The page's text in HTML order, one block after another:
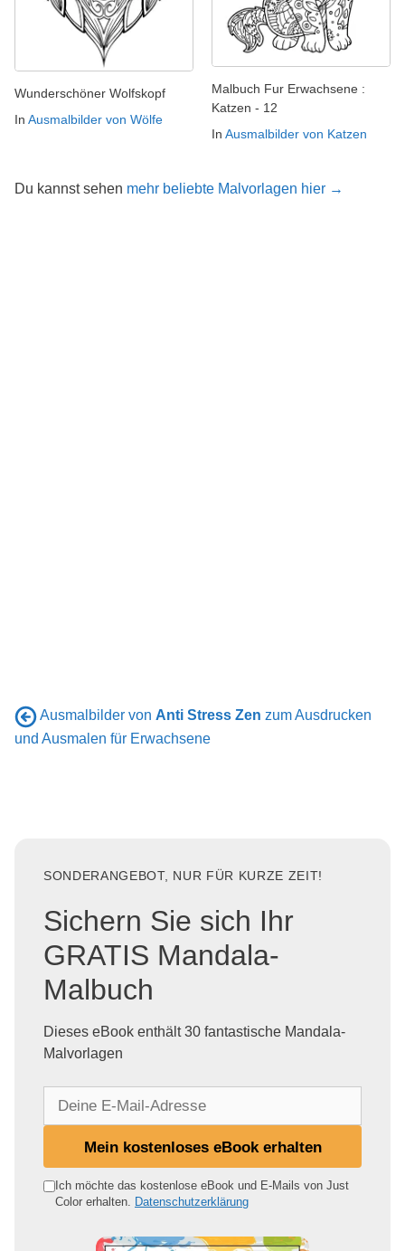
Wunderschöner Wolfskopf
In Ausmalbilder von Wölfe
Malbuch Fur Erwachsene :
Katzen - 12
In Ausmalbilder von Katzen
Du kannst sehen mehr beliebte Malvorlagen hier →
Ausmalbilder von Anti Stress Zen zum Ausdrucken
und Ausmalen für Erwachsene
SONDERANGEBOT, NUR FÜR KURZE ZEIT!
Sichern Sie sich Ihr
GRATIS Mandala-
Malbuch
Dieses eBook enthält 30 fantastische Mandala-
Malvorlagen
e
Mein kostenloses eBook erhalten
Ich möchte das kostenlose eBook und E-Mails von Just
Color erhalten. Datenschutzerklärung